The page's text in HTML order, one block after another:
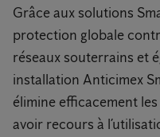
Grâce aux solutions
protection globale
réseaux souterrains et
installation Anticimex
élimine efficacement
avoir recours à